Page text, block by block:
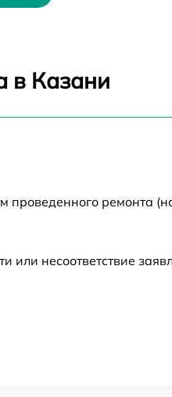
в Казани
проведенного ремонта
несоответствие